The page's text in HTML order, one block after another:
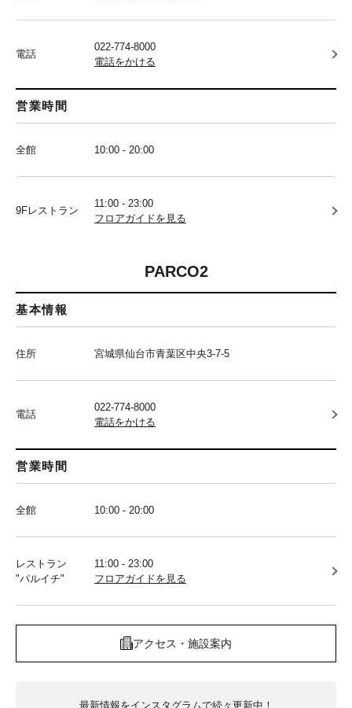
電話
022-774-8000
電話をかける
営業時間
全館 10:00 - 20:00
9Fレストラン
11:00 - 23:00
フロアガイドを見る
PARCO2
基本情報
住所 宮城県仙台市青葉区中央3-7-5
電話
022-774-8000
電話をかける
営業時間
全館 10:00 - 20:00
レストラン
"パルイチ"
11:00 - 23:00
フロアガイドを見る
アクセス・施設案内
最新情報をインスタグラムで続々更新中！